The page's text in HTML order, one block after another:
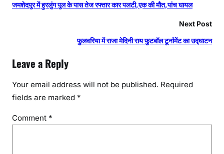
जमशेदपुर में हुरलुंग पुल के पास तेज रफ्तार कार पलटी,एक की मौत,पांच घायल
Next Post
फुलवरिया में राजा मेदिनी राय फुटबॉल टूर्नामेंट का उद्घाटन
Leave a Reply
Your email address will not be published. Required
fields are marked *
Comment *